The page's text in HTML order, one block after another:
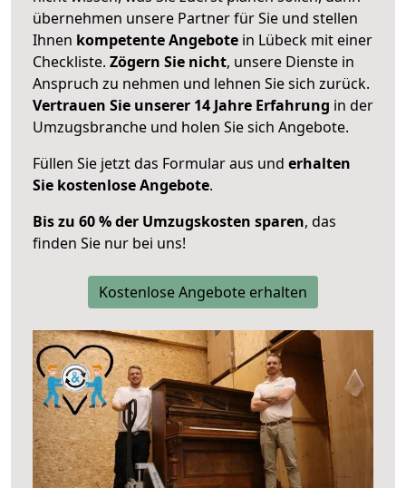
übernehmen unsere Partner für Sie und stellen
Ihnen kompetente Angebote in Lübeck mit einer
Checkliste. Zögern Sie nicht, unsere Dienste in
Anspruch zu nehmen und lehnen Sie sich zurück.
Vertrauen Sie unserer 14 Jahre Erfahrung in der
Umzugsbranche und holen Sie sich Angebote.
Füllen Sie jetzt das Formular aus und erhalten
Sie kostenlose Angebote.
Bis zu 60 % der Umzugskosten sparen, das
finden Sie nur bei uns!
Kostenlose Angebote erhalten